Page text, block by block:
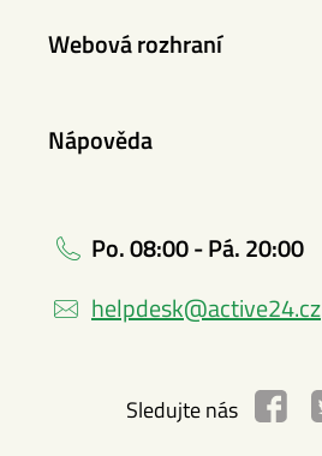
Webová rozhraní
Nápověda
Po. 08:00 - Pá. 20:00
helpdesk@active24.cz
Sledujte nás